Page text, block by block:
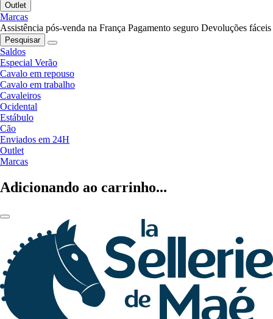
Outlet
Marcas
Assistência pós-venda na França Pagamento seguro Devoluções fáceis
Pesquisar
Saldos
Especial Verão
Cavalo em repouso
Cavalo em trabalho
Cavaleiros
Ocidental
Estábulo
Cão
Enviados em 24H
Outlet
Marcas
Adicionando ao carrinho...